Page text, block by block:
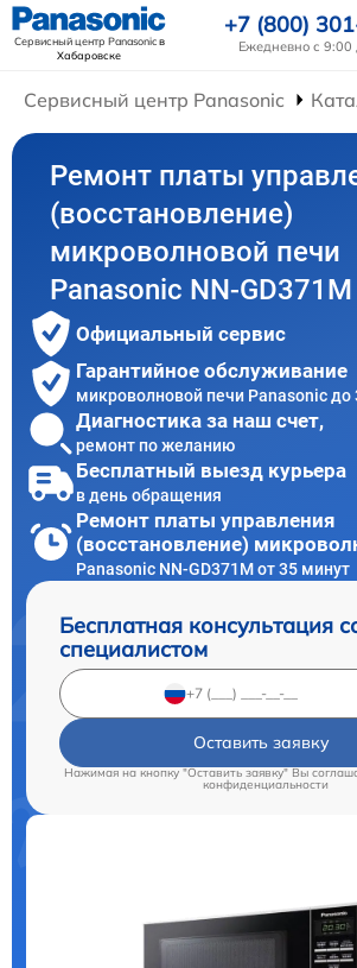
Сервисный центр Panasonicв
Хабаровске
+7 (800)
Ежедневно с 9:00
Сервисный центр Panasonic
Ремонт платы
(восстановление)
микроволновой печи
Panasonic NN-GD371M
Официальный сервис
Гарантийное обслуживание
микроволновой печи Panasonic до
Диагностика за наш счет,
ремонт по желанию
Бесплатный выезд курьера
в день обращения
Ремонт платы управления
(восстановление)
Panasonic NN-GD371M от 35 минут
Бесплатная консультация
специалистом
Оставить заявку
Нажимая на кнопку "Оставить заявку" Вы
конфиденциальности